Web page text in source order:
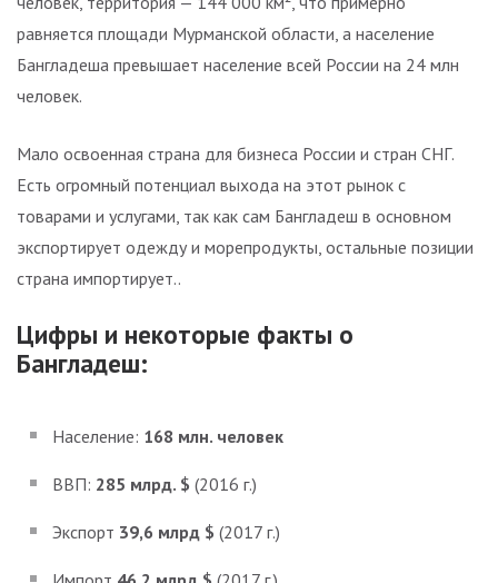
равняется площади Мурманской области, а население
Бангладеша превышает население всей России на 24 млн
человек.
Мало освоенная страна для бизнеса России и стран СНГ.
Есть огромный потенциал выхода на этот рынок с
товарами и услугами, так как сам Бангладеш в основном
экспортирует одежду и морепродукты, остальные позиции
страна импортирует..
Цифры и некоторые факты о
Бангладеш:
Население: 168 млн. человек
ВВП: 285 млрд. $ (2016 г.)
Экспорт 39,6 млрд $ (2017 г.)